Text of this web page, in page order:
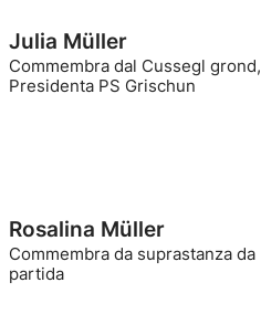
Julia Müller
Commembra dal Cussegl grond,
Presidenta PS Grischun
Rosalina Müller
Commembra da suprastanza da
partida